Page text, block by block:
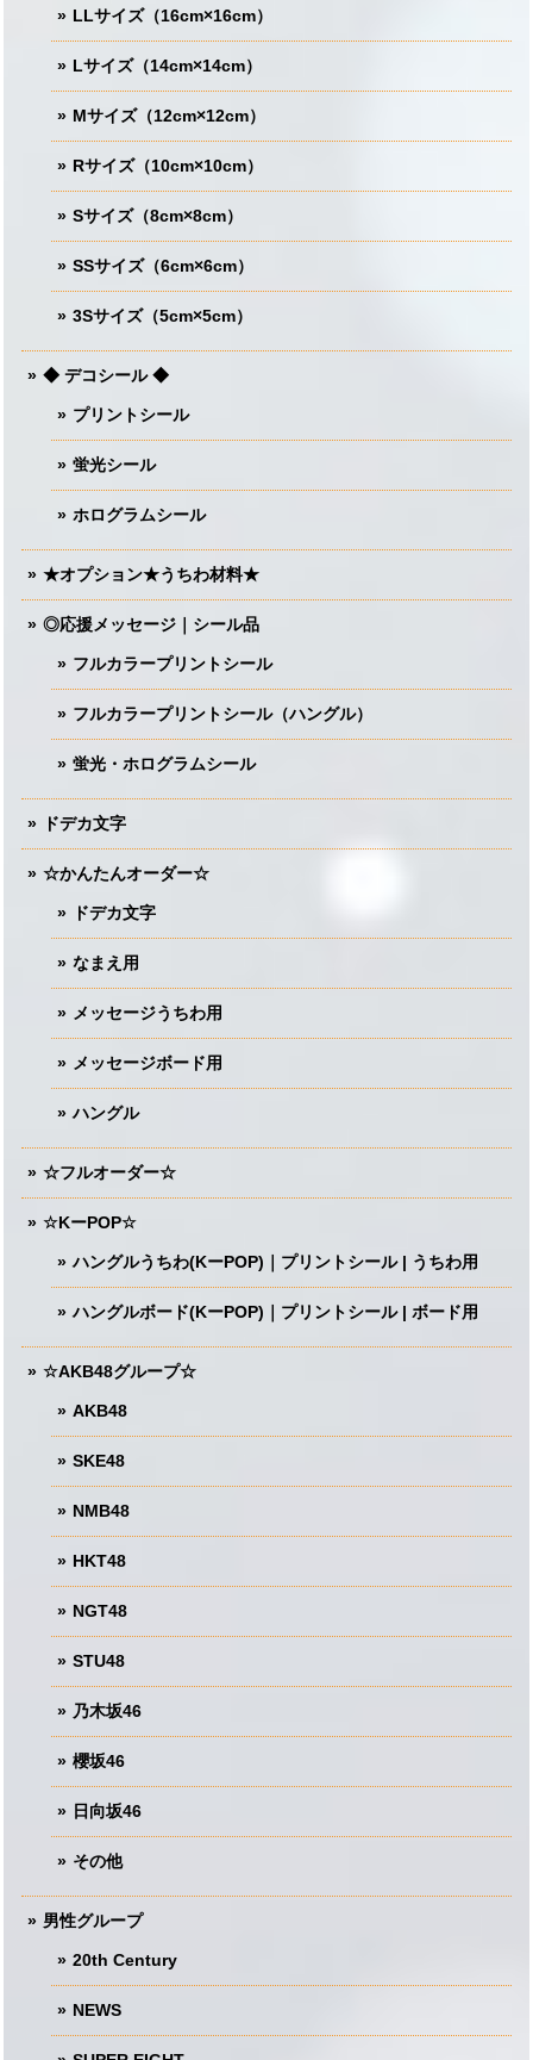
LLサイズ（16cm×16cm）
Lサイズ（14cm×14cm）
Mサイズ（12cm×12cm）
Rサイズ（10cm×10cm）
Sサイズ（8cm×8cm）
SSサイズ（6cm×6cm）
3Sサイズ（5cm×5cm）
◆ デコシール ◆
プリントシール
蛍光シール
ホログラムシール
★オプション★うちわ材料★
◎応援メッセージ｜シール品
フルカラープリントシール
フルカラープリントシール（ハングル）
蛍光・ホログラムシール
ドデカ文字
☆かんたんオーダー☆
ドデカ文字
なまえ用
メッセージうちわ用
メッセージボード用
ハングル
☆フルオーダー☆
☆KーPOP☆
ハングルうちわ(KーPOP)｜プリントシール | うちわ用
ハングルボード(KーPOP)｜プリントシール | ボード用
☆AKB48グループ☆
AKB48
SKE48
NMB48
HKT48
NGT48
STU48
乃木坂46
櫻坂46
日向坂46
その他
男性グループ
20th Century
NEWS